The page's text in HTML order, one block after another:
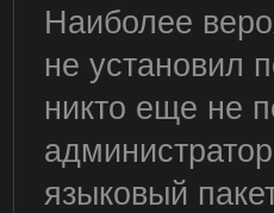
Наиболее
не установил
никто еще не
языковый